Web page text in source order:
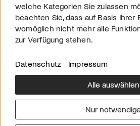
Über uns
Downloads
Werben
welche Kategorien Sie zulassen
beachten Sie, dass auf Basis Ihrer
womöglich nicht mehr alle
zur Verfügung stehen.
Datenschutz Impressum
Alle auswählen
Nur notwendige